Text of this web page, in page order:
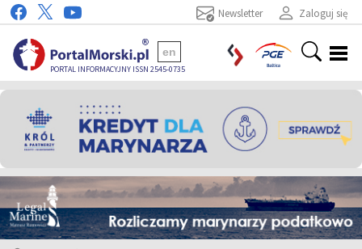
Zaloguj się
Newsletter
PORTAL INFORMACYJNY ISSN 2545-0735
en